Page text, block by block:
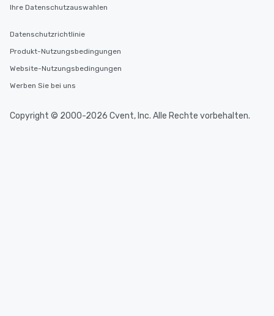
Ihre Datenschutzauswahlen
Datenschutzrichtlinie
Produkt-Nutzungsbedingungen
Website-Nutzungsbedingungen
Werben Sie bei uns
Copyright © 2000-2026 Cvent, Inc. Alle Rechte vorbehalten.